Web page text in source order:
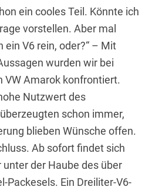
ein cooles Teil. Könnte ich
vorstellen. Aber mal
ein V6 rein, oder?“ – Mit
wurden wir bei
VW Amarok konfrontiert.
Nutzwert des
schon immer,
blieben Wünsche offen.
Ab sofort findet sich
der Haube des über
Packesels. Ein Dreiliter-V6-